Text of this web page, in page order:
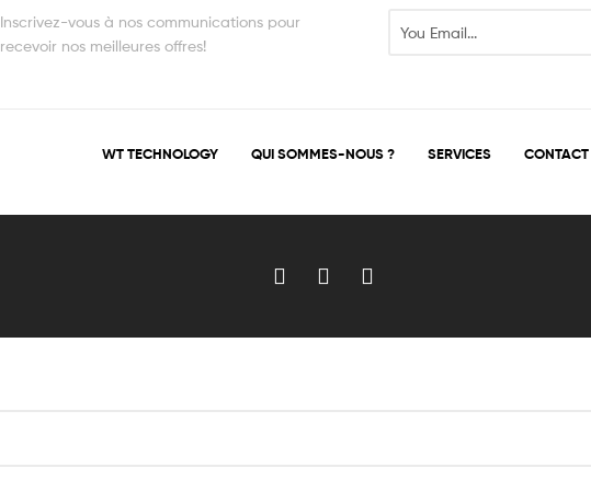
Inscrivez-vous à nos communications pour
recevoir nos meilleures offres!
WT TECHNOLOGY QUI SOMMES-NOUS ? SERVICES CONTACT